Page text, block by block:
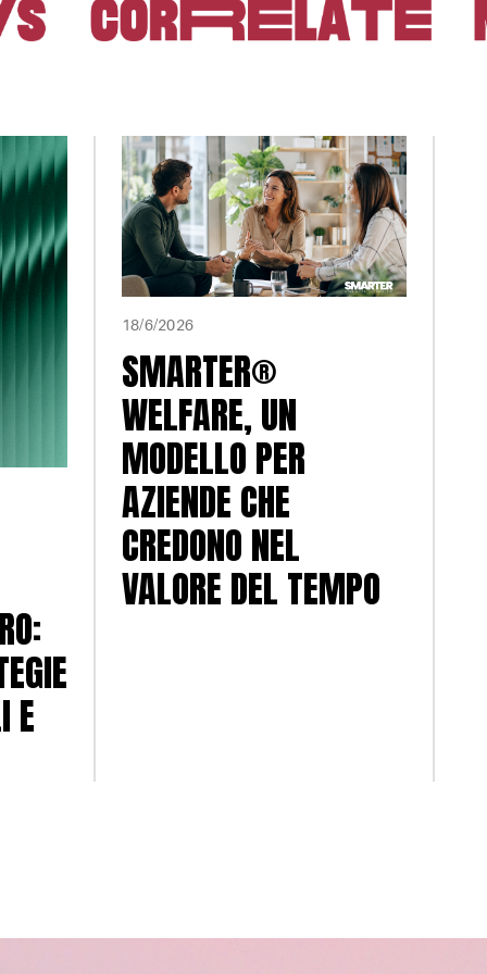
E
18/6/2026
SMARTER®
WELFARE, UN
MODELLO PER
AZIENDE CHE
CREDONO NEL
VALORE DEL TEMPO